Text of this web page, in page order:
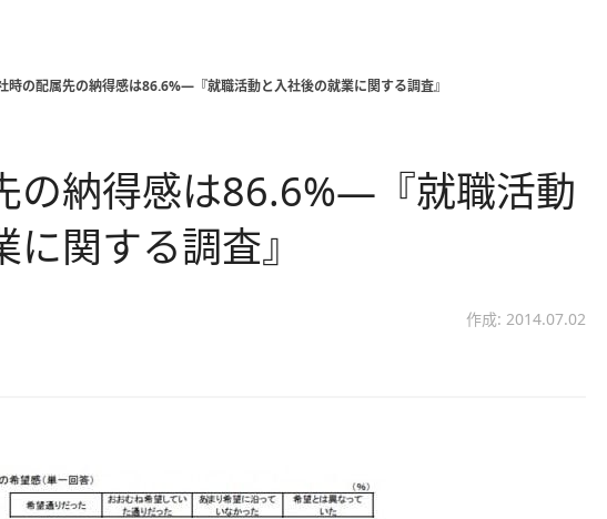
時の配属先の納得感は86.6%―『就職活動と入社後の就業に関する調査』
の納得感は86.6%―『就職活動
関する調査』
作成: 2014.07.02